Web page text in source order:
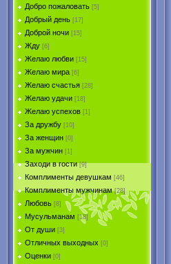
Добро пожаловать [5]
Добрый день [17]
Доброй ночи [15]
Жду [6]
Желаю любви [15]
Желаю мира [6]
Желаю счастья [28]
Желаю удачи [18]
Желаю успехов [1]
За дружбу [10]
За женщин [0]
За мужчин [1]
Заходи в гости [9]
Комплименты девушкам [46]
Комплименты мужчинам [28]
Любовь [8]
Мусульманам [18]
От души [3]
Отличных выходных [0]
Оценки [0]